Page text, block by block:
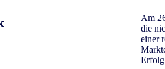
Am
die
einer
Erfolg